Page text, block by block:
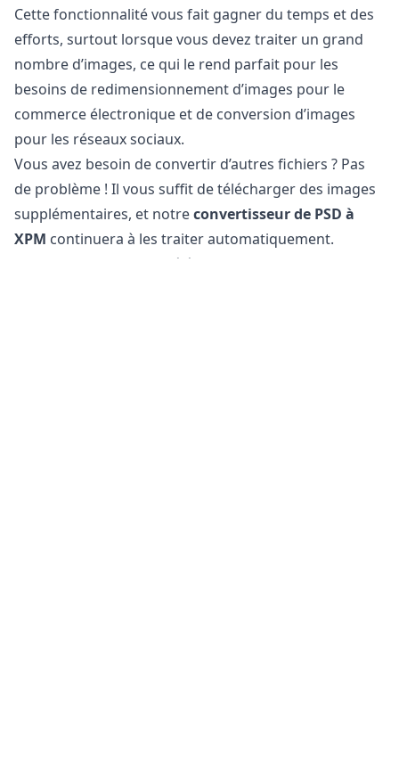
Cette fonctionnalité vous fait gagner du temps et des
efforts, surtout lorsque vous devez traiter un grand
nombre d’images, ce qui le rend parfait pour les
besoins de redimensionnement d’images pour le
commerce électronique et de conversion d’images
pour les réseaux sociaux.
Vous avez besoin de convertir d’autres fichiers ? Pas
de problème ! Il vous suffit de télécharger des images
supplémentaires, et notreconvertisseur de PSD à
XPM continuera à les traiter automatiquement.
Enfin, n’oubliez pas de télécharger vos fichiers XPM